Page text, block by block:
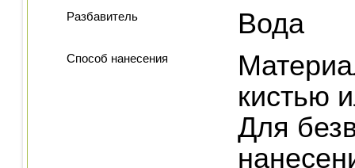
Разбавитель Вода
Способ нанесения
кистью
Для